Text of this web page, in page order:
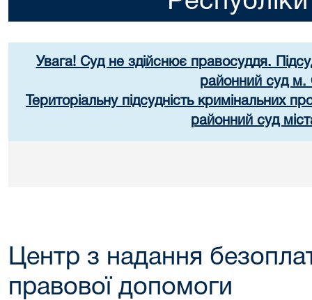
Увага! Суд не здійснює правосуддя.
районний суд м.
Територіальну підсудність кримінальних
районний суд
Центр з надання
правової допомоги